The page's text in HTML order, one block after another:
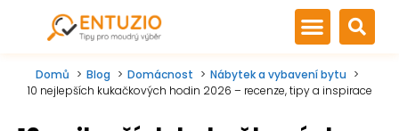
Domů Blog Domácnost
Nábytek a vybavení bytu
10 nejlepších kukačkových hodin 2026 – recenze, tipy a inspirace